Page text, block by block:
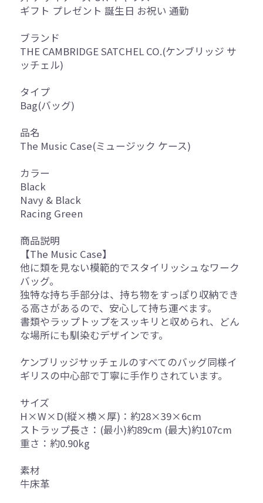
ギフト プレゼント 誕生日 お祝い 通勤
ブランド
THE CAMBRIDGE SATCHEL CO.(ケンブリッジ サ
ッチェル)
タイプ
Bag(バッグ)
品名
The Music Case(ミュージック ケース)
カラー
Black
Navy & Black
Racing Green
商品説明
【The Music Case】
他に類を見ない模範的でスタイリッシュなワーク
バッグ。
独特な持ち手部分は、持ち物をすっぽり収納でき
る高さがあるので、安心して持ち運べます。
書類やラップトップをスッキリと収められ、どん
な場所にも馴染むデザインです。
ケンブリッジサッチェルのすべてのバッグ同様イ
ギリスの中心部で丁寧に手作りされています。
サイズ
H×W×D(縦×横×厚)：約28×39×6cm
ストラップ長さ：(最小)約89cm (最大)約107cm
重さ：約0.90kg
素材
牛床革